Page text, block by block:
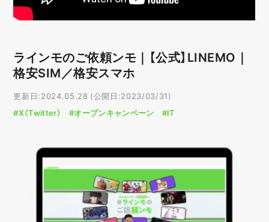
ラインモのご依頼ンモ｜【公式】LINEMO｜
格安SIM／格安スマホ
更新日:2024.05.28 (公開日:2023/03/31)
#X（Twitter）
#オープンキャンペーン #IT